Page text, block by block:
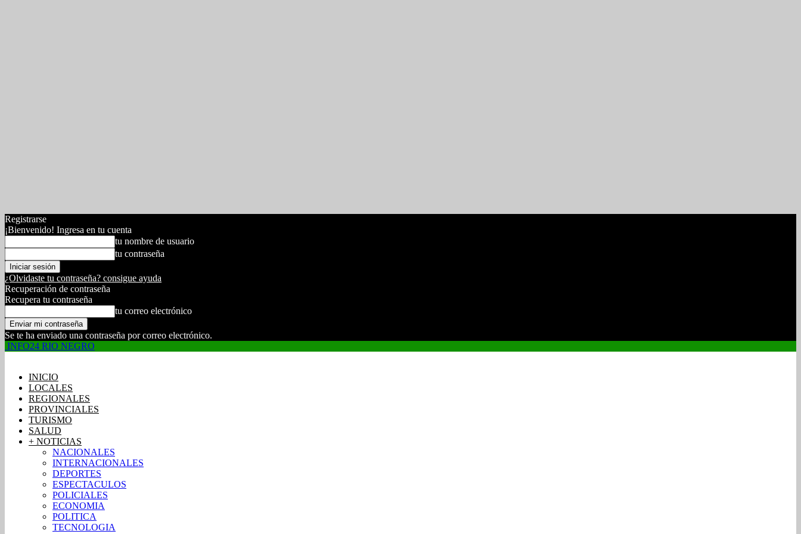
Registrarse
¡Bienvenido! Ingresa en tu cuenta
tu nombre de usuario
tu contraseña
¿Olvidaste tu contraseña? consigue ayuda
Recuperación de contraseña
Recupera tu contraseña
tu correo electrónico
Se te ha enviado una contraseña por correo electrónico.
INFO24 RIO NEGRO
INICIO
LOCALES
REGIONALES
PROVINCIALES
TURISMO
SALUD
+ NOTICIAS
NACIONALES
INTERNACIONALES
DEPORTES
ESPECTACULOS
POLICIALES
ECONOMIA
POLITICA
TECNOLOGIA